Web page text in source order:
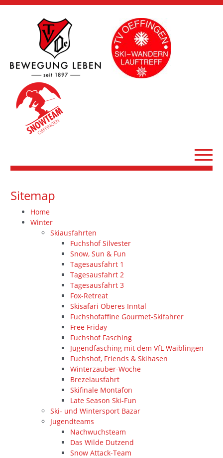
Sitemap
Home
Winter
Skiausfahrten
Fuchshof Silvester
Snow, Sun & Fun
Tagesausfahrt 1
Tagesausfahrt 2
Tagesausfahrt 3
Fox-Retreat
Skisafari Oberes Inntal
Fuchshofaffine Gourmet-Skifahrer
Free Friday
Fuchshof Fasching
Jugendfasching mit dem VfL Waiblingen
Fuchshof, Friends & Skihasen
Winterzauber-Woche
Brezelausfahrt
Skifinale Montafon
Late Season Ski-Fun
Ski- und Wintersport Bazar
Jugendteams
Nachwuchsteam
Das Wilde Dutzend
Snow Attack-Team